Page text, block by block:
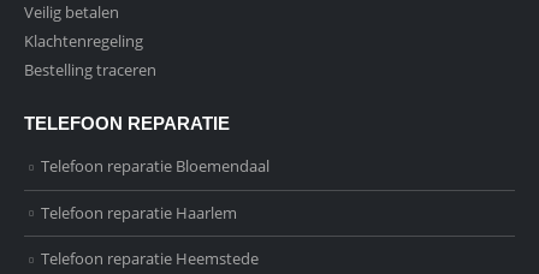
Veilig betalen
Klachtenregeling
Bestelling traceren
TELEFOON REPARATIE
Telefoon reparatie Bloemendaal
Telefoon reparatie Haarlem
Telefoon reparatie Heemstede